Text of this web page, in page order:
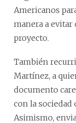
Americanos
manera a evitar
proyecto.
También
Martínez, a
documento
con la
Asimismo,